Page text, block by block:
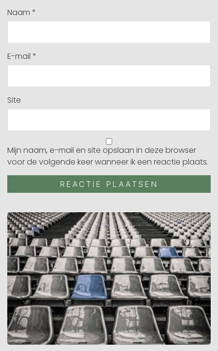
Naam *
E-mail *
Site
Mijn naam, e-mail en site opslaan in deze browser
voor de volgende keer wanneer ik een reactie plaats.